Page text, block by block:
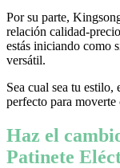
Por su parte,
relación calidad-
estás iniciando como
versátil.
Sea cual sea tu
perfecto para
Haz el
Patinete